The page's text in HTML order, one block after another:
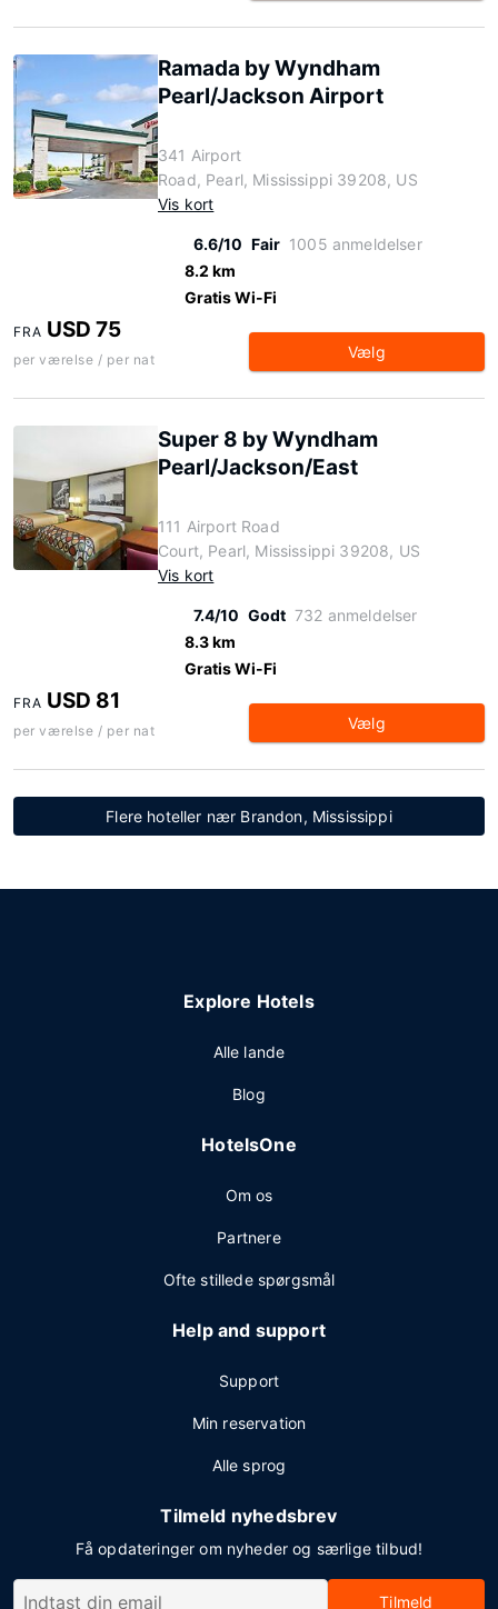
Ramada by Wyndham
Pearl/Jackson Airport
341 Airport
Road, Pearl, Mississippi 39208, US
Vis kort
6.6/10 Fair 1005 anmeldelser
8.2 km
Gratis Wi-Fi
FRA USD 75
per værelse / per nat Vælg
Super 8 by Wyndham
Pearl/Jackson/East
111 Airport Road
Court, Pearl, Mississippi 39208, US
Vis kort
7.4/10 Godt 732 anmeldelser
8.3 km
Gratis Wi-Fi
FRA USD 81
per værelse / per nat Vælg
Flere hoteller nær Brandon, Mississippi
Explore Hotels
Alle lande
Blog
HotelsOne
Om os
Partnere
Ofte stillede spørgsmål
Help and support
Support
Min reservation
Alle sprog
Tilmeld nyhedsbrev
Få opdateringer om nyheder og særlige tilbud!
Tilmeld